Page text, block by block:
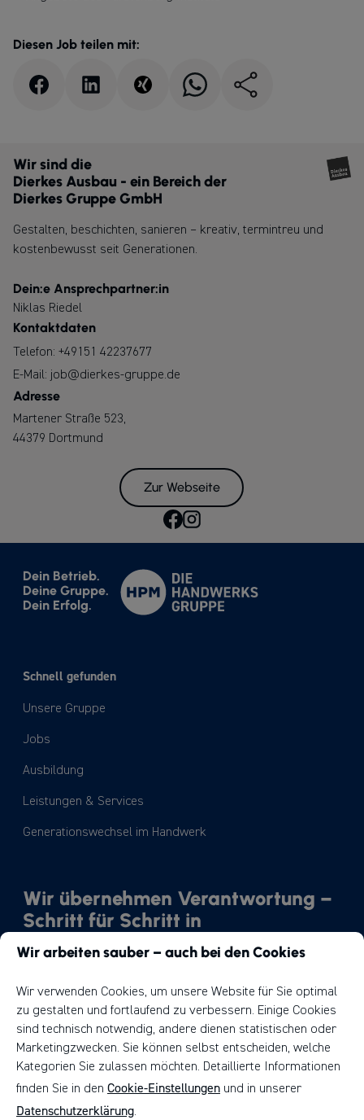
Diesen Job teilen mit:
Wir sind die
Dierkes Ausbau - ein Bereich der
Dierkes Gruppe GmbH
Gestalten, beschichten, sanieren – kreativ, termintreu und
kostenbewusst seit Generationen.
Dein:e Ansprechpartner:in
Niklas Riedel
Kontaktdaten
Telefon: +49151 42237677
E-Mail: job@dierkes-gruppe.de
Adresse
Martener Straße 523,
44379 Dortmund
Zur Webseite
Dein Betrieb.
Deine Gruppe.
Dein Erfolg.
Schnell gefunden
Unsere Gruppe
Jobs
Ausbildung
Leistungen & Services
Generationswechsel im Handwerk
Wir übernehmen Verantwortung –
Schritt für Schritt in
Richtung Nachhaltigkeit.
Unser Weg
Wir arbeiten sauber – auch bei den Cookies
Wir verwenden Cookies, um unsere Website für Sie optimal
zu gestalten und fortlaufend zu verbessern. Einige Cookies
sind technisch notwendig, andere dienen statistischen oder
Marketingzwecken. Sie können selbst entscheiden, welche
Kategorien Sie zulassen möchten. Detaillierte Informationen
finden Sie in den Cookie-Einstellungen und in unserer
Datenschutzerklärung.